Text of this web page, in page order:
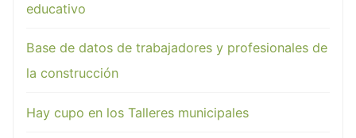
educativo
Base de datos de trabajadores y profesionales de
la construcción
Hay cupo en los Talleres municipales